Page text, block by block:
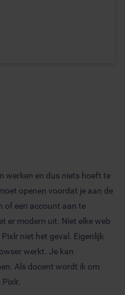
werken en dus niets hoeft te
openen voordat je aan de
of een account aan te
er modern uit. Niet elke web
niet het geval. Eigenlijk
werkt. Je kan
Als docent wordt ik om